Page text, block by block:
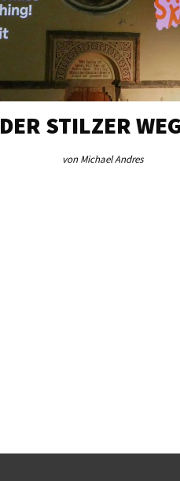
DER STILZER
von Michael Andres